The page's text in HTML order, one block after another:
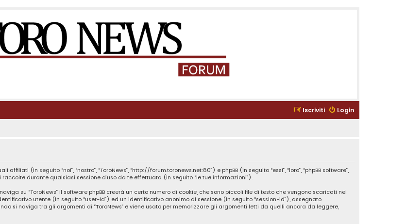
Login
Iscriviti
(in seguito “noi”, “nostro”, “ToroNews”, “http://forum.toronews.net:80”) e phpBB (in seguito “essi”, “loro”, “phpBB software”,
raccolte durante qualsiasi sessione d’uso da te effettuata (in seguito “le tue informazioni”).
su “ToroNews” il software phpBB creerà un certo numero di cookie, che sono piccoli file di testo che vengono scaricati nei
utente (in seguito “user-id”) ed un identificativo anonimo di sessione (in seguito “session-id”), assegnato
si naviga tra gli argomenti di “ToroNews” e viene usato per memorizzare gli argomenti letti da quelli ancora da leggere,